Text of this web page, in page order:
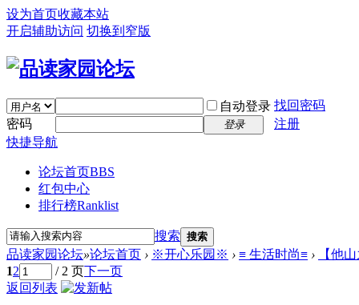
设为首页收藏本站
开启辅助访问 切换到窄版
自动登录 找回密码
密码
登录
注册
快捷导航
论坛首页BBS
红包中心
排行榜Ranklist
搜索 搜索
品读家园论坛»论坛首页 › ※开心乐园※ › ≡ 生活时尚≡ ›
【他
12 / 2 页下一页
返回列表